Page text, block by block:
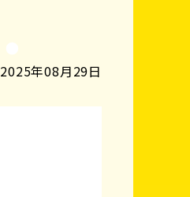
2025年08月29日